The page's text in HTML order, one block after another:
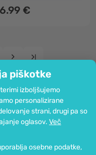
piškotke
izboljšujemo
personalizirane
strani, drugi pa so
oglasov. Več
osebne podatke,
€